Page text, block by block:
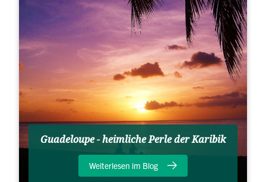
Guadeloupe - heimliche Perle der Karibik
Weiterlesen im Blog